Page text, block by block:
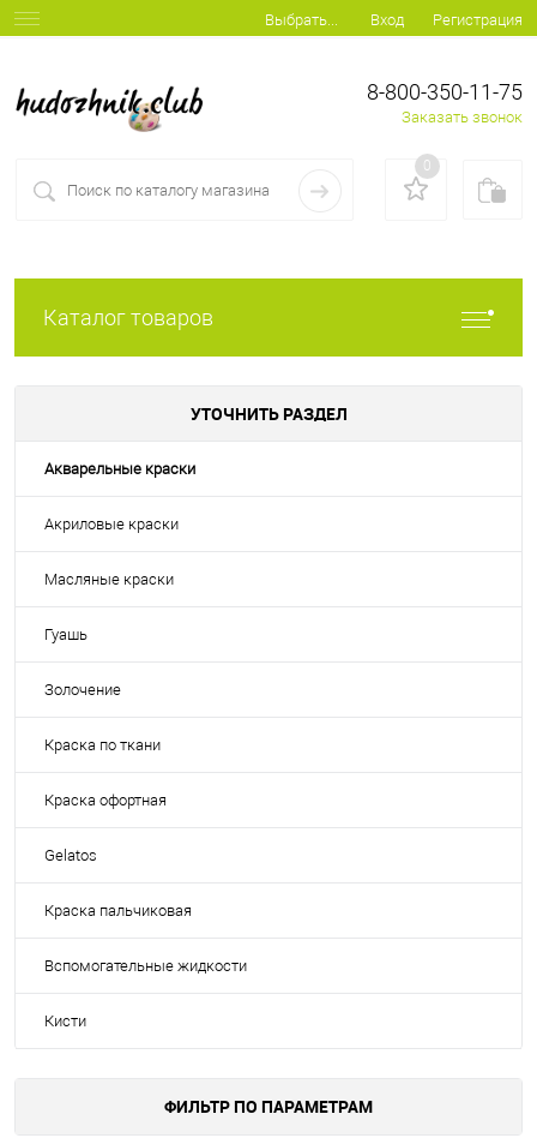
Выбрать... Вход Регистрация
8-800-350-11-75
Заказать звонок
0
Каталог товаров
УТОЧНИТЬ РАЗДЕЛ
Акварельные краски
Акриловые краски
Масляные краски
Гуашь
Золочение
Краска по ткани
Краска офортная
Gelatos
Краска пальчиковая
Вспомогательные жидкости
Кисти
ФИЛЬТР ПО ПАРАМЕТРАМ